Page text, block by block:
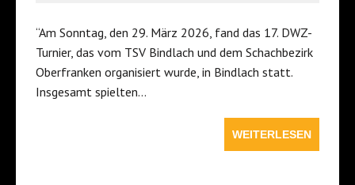
“Am Sonntag, den 29. März 2026, fand das 17. DWZ-
Turnier, das vom TSV Bindlach und dem Schachbezirk
Oberfranken organisiert wurde, in Bindlach statt.
Insgesamt spielten…
WEITERLESEN